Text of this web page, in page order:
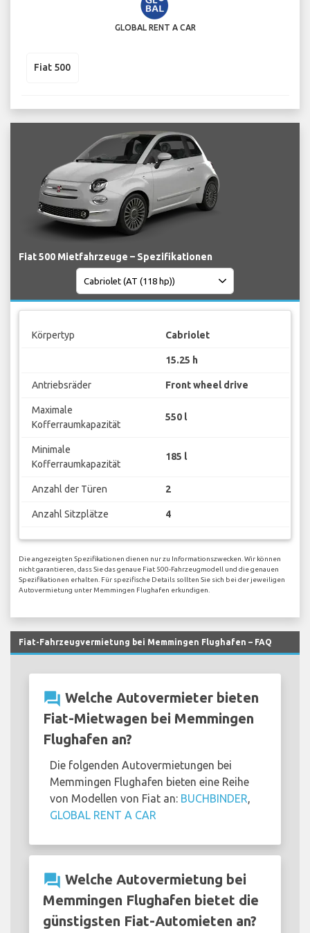
GLOBAL RENT A CAR
Fiat 500
Fiat 500 Mietfahrzeuge – Spezifikationen
Körpertyp Cabriolet
15.25 h
Antriebsräder Front wheel drive
Maximale
Kofferraumkapazität
550 l
Minimale
Kofferraumkapazität
185 l
Anzahl der Türen 2
Anzahl Sitzplätze 4
Die angezeigten Spezifikationen dienen nur zu Informationszwecken. Wir können
nicht garantieren, dass Sie das genaue Fiat 500-Fahrzeugmodell und die genauen
Spezifikationen erhalten. Für spezifische Details sollten Sie sich bei der jeweiligen
Autovermietung unter Memmingen Flughafen erkundigen.
Fiat-Fahrzeugvermietung bei Memmingen Flughafen – FAQ
question_answer Welche Autovermieter bieten
Fiat-Mietwagen bei Memmingen
Flughafen an?
Die folgenden Autovermietungen bei
Memmingen Flughafen bieten eine Reihe
von Modellen von Fiat an: BUCHBINDER,
GLOBAL RENT A CAR
question_answer Welche Autovermietung bei
Memmingen Flughafen bietet die
günstigsten Fiat-Automieten an?